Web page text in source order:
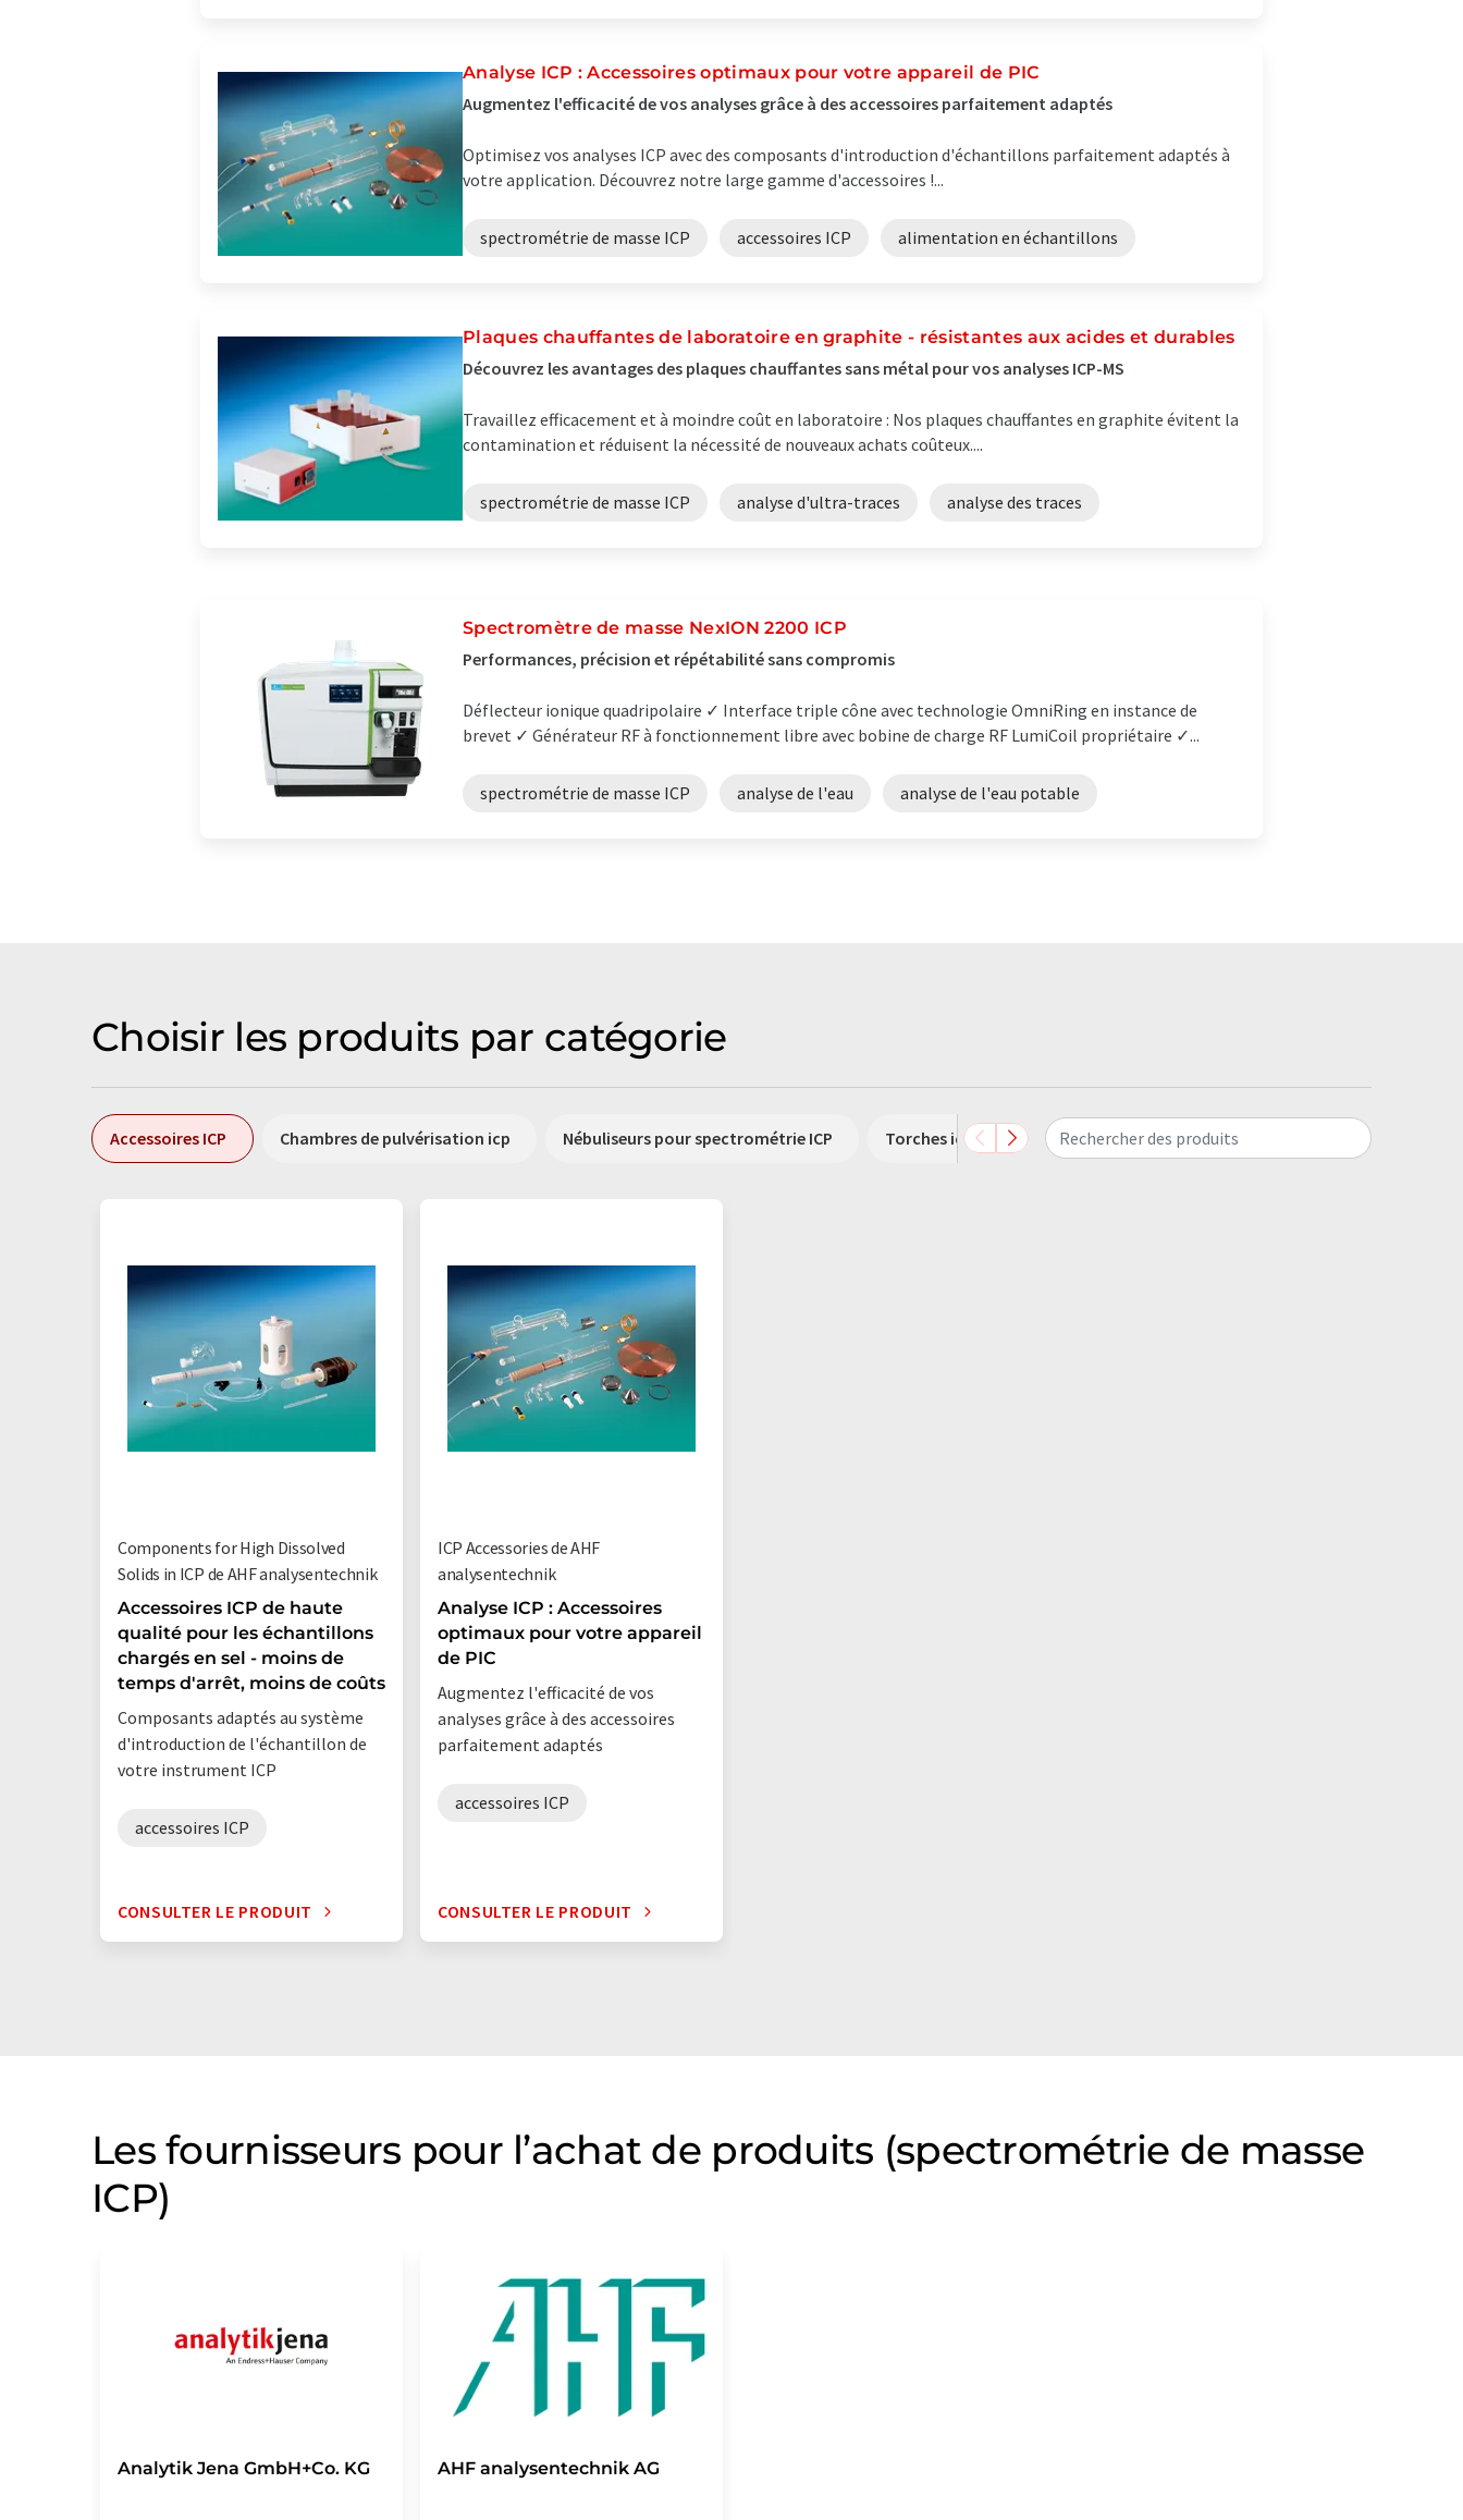
Analyse ICP : Accessoires optimaux pour votre appareil de PIC
Augmentez l'efficacité de vos analyses grâce à des accessoires parfaitement adaptés
Optimisez vos analyses ICP avec des composants d'introduction d'échantillons parfaitement adaptés à
votre application. Découvrez notre large gamme d'accessoires !...
spectrométrie de masse ICP accessoires ICP alimentation en échantillons
Plaques chauffantes de laboratoire en graphite - résistantes aux acides et durables
Découvrez les avantages des plaques chauffantes sans métal pour vos analyses ICP-MS
Travaillez efficacement et à moindre coût en laboratoire : Nos plaques chauffantes en graphite évitent la
contamination et réduisent la nécessité de nouveaux achats coûteux....
spectrométrie de masse ICP analyse d'ultra-traces analyse des traces
Spectromètre de masse NexION 2200 ICP
Performances, précision et répétabilité sans compromis
Déflecteur ionique quadripolaire ✓ Interface triple cône avec technologie OmniRing en instance de
brevet ✓ Générateur RF à fonctionnement libre avec bobine de charge RF LumiCoil propriétaire ✓...
spectrométrie de masse ICP analyse de l'eau analyse de l'eau potable
Choisir les produits par catégorie
Accessoires ICP Chambres de pulvérisation icp Nébuliseurs pour spectrométrie ICP Torches icp Rechercher des produits
Components for High Dissolved
Solids in ICP de AHF analysentechnik
Accessoires ICP de haute
qualité pour les échantillons
chargés en sel - moins de
temps d'arrêt, moins de coûts
Composants adaptés au système
d'introduction de l'échantillon de
votre instrument ICP
accessoires ICP
CONSULTER LE PRODUIT
ICP Accessories de AHF
analysentechnik
Analyse ICP : Accessoires
optimaux pour votre appareil
de PIC
Augmentez l'efficacité de vos
analyses grâce à des accessoires
parfaitement adaptés
accessoires ICP
CONSULTER LE PRODUIT
Les fournisseurs pour l’achat de produits (spectrométrie de masse
ICP)
Analytik Jena GmbH+Co. KG AHF analysentechnik AG